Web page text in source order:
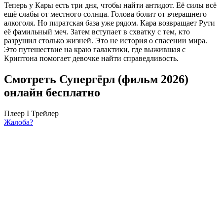
Теперь у Кары есть три дня, чтобы найти антидот. Её силы всё
ещё слабы от местного солнца. Голова болит от вчерашнего
алкоголя. Но пиратская база уже рядом. Кара возвращает Рути
её фамильный меч. Затем вступает в схватку с тем, кто
разрушил столько жизней. Это не история о спасении мира.
Это путешествие на краю галактики, где выжившая с
Криптона помогает девочке найти справедливость.
Смотреть Супергёрл (фильм 2026)
онлайн бесплатно
Плеер I Трейлер
Жалоба?